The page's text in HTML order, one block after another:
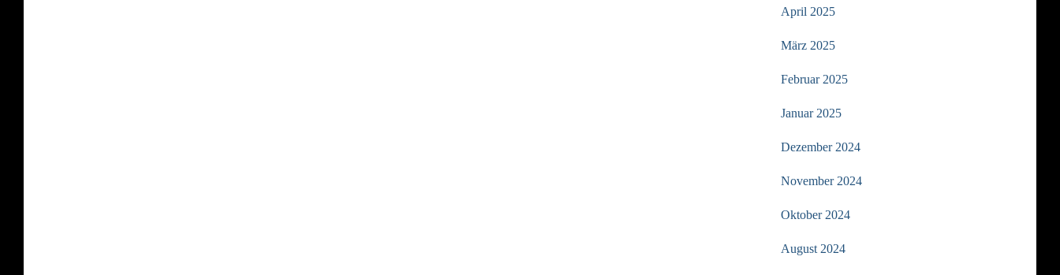
April 2025
März 2025
Februar 2025
Januar 2025
Dezember 2024
November 2024
Oktober 2024
August 2024